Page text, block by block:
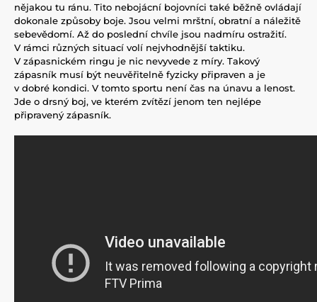
nějakou tu ránu. Tito nebojácní bojovníci také běžně ovládají
dokonale způsoby boje. Jsou velmi mrštní, obratní a náležitě
sebevědomí. Až do poslední chvíle jsou nadmíru ostražití.
V rámci různých situací volí nejvhodnější taktiku.
V zápasnickém ringu je nic nevyvede z míry. Takový
zápasník musí být neuvěřitelně fyzicky připraven a je
v dobré kondici. V tomto sportu není čas na únavu a lenost.
Jde o drsný boj, ve kterém zvítězí jenom ten nejlépe
připravený zápasník.